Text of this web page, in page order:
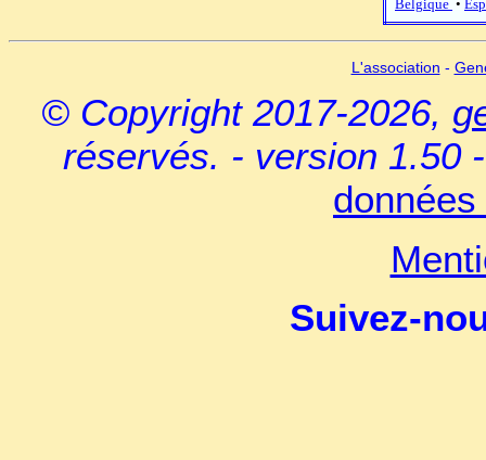
Belgique •
L'association -
© Copyright 2017-2026,
réservés. - version 1.50
Suivez-